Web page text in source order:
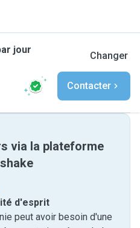
jour
Changer
Contacter
via la plateforme
d'esprit
peut avoir besoin d'une